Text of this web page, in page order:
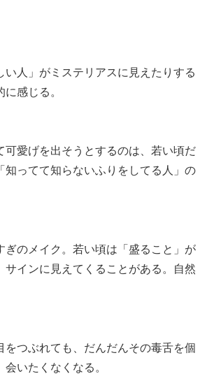
人」がミステリアスに見えたりする
感じる。
愛げを出そうとするのは、若い頃だ
ってて知らないふりをしてる人」の
のメイク。若い頃は「盛ること」が
インに見えてくることがある。自然
つぶれても、だんだんその毒舌を個
いたくなくなる。